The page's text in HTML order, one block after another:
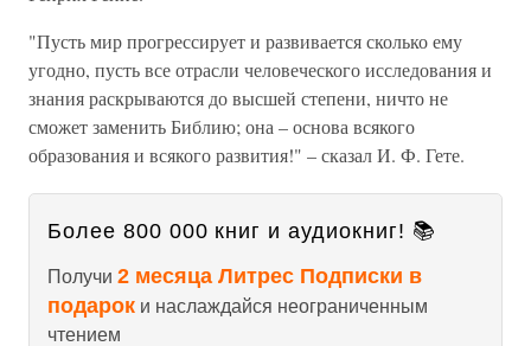
"Пусть мир прогрессирует и развивается сколько ему
угодно, пусть все отрасли человеческого исследования и
знания раскрываются до высшей степени, ничто не
сможет заменить Библию; она – основа всякого
образования и всякого развития!" – сказал И. Ф. Гете.
Более 800 000 книг и аудиокниг! 📚
Получи 2 месяца Литрес Подписки в
подарок и наслаждайся неограниченным
чтением